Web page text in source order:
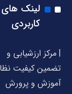
لینک های
کاربردی
| مرکز ارزشیابی و
تضمین کیفیت
آموزش و پرورش